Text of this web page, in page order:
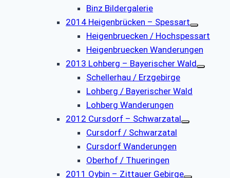
Binz Bildergalerie
2014 Heigenbrücken – Spessart
Heigenbruecken / Hochspessart
Heigenbruecken Wanderungen
2013 Lohberg – Bayerischer Wald
Schellerhau / Erzgebirge
Lohberg / Bayerischer Wald
Lohberg Wanderungen
2012 Cursdorf – Schwarzatal
Cursdorf / Schwarzatal
Cursdorf Wanderungen
Oberhof / Thueringen
2011 Oybin – Zittauer Gebirge